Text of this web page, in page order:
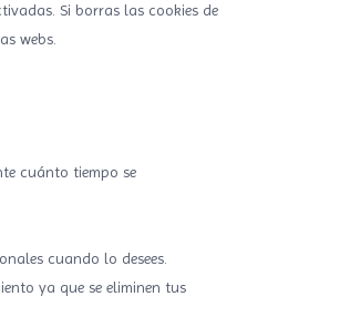
Si borras las cookies de
webs.
cuánto tiempo se
cuando lo desees.
ya que se eliminen tus